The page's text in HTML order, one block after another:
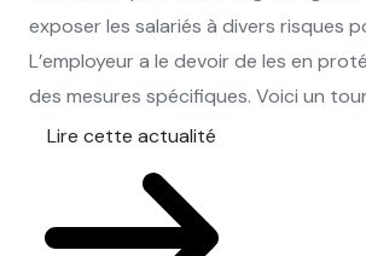
exposer les salariés à divers risques
L’employeur a le devoir de les en
des mesures spécifiques. Voici un
Lire cette actualité